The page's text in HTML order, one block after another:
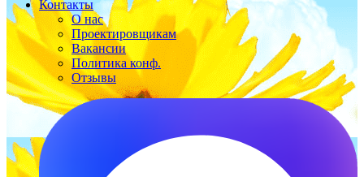
Контакты
О нас
Проектировщикам
Вакансии
Политика конф.
Отзывы